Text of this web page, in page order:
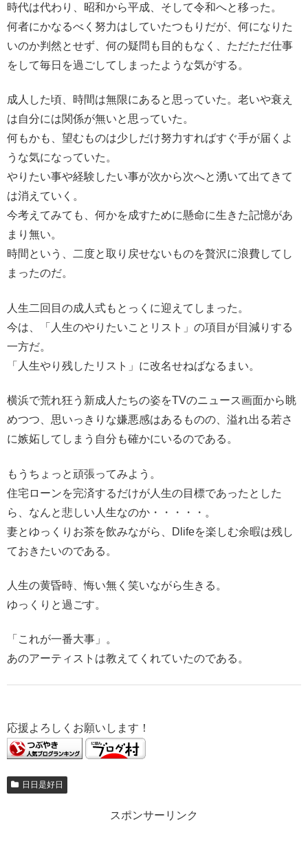
時代は代わり、昭和から平成、そして令和へと移った。
何者にかなるべく努力はしていたつもりだが、何になりた
いのか判然とせず、何の疑問も目的もなく、ただただ仕事
をして毎日を過ごしてしまったような気がする。
成人した頃、時間は無限にあると思っていた。老いや衰え
は自分には関係が無いと思っていた。
何もかも、望むものは少しだけ努力すればすぐ手が届くよ
うな気になっていた。
やりたい事や経験したい事が次から次へと湧いて出てきて
は消えていく。
今考えてみても、何かを成すために懸命に生きた記憶があ
まり無い。
時間という、二度と取り戻せないものを贅沢に浪費してし
まったのだ。
人生二回目の成人式もとっくに迎えてしまった。
今は、「人生のやりたいことリスト」の項目が目減りする
一方だ。
「人生やり残したリスト」に改名せねばなるまい。
横浜で荒れ狂う新成人たちの姿をTVのニュース画面から眺
めつつ、思いっきりな嫌悪感はあるものの、溢れ出る若さ
に嫉妬してしまう自分も確かにいるのである。
もうちょっと頑張ってみよう。
住宅ローンを完済するだけが人生の目標であったとした
ら、なんと悲しい人生なのか・・・・・。
妻とゆっくりお茶を飲みながら、Dlifeを楽しむ余暇は残し
ておきたいのである。
人生の黄昏時、悔い無く笑いながら生きる。
ゆっくりと過ごす。
「これが一番大事」。
あのアーティストは教えてくれていたのである。
応援よろしくお願いします！
日日是好日
スポンサーリンク